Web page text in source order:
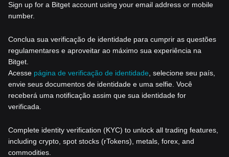
Sign up for a Bitget account using your email address or mobile
number.
Conclua sua verificação de identidade para cumprir as questões
regulamentares e aproveitar ao máximo sua experiência na
Bitget.
Acesse página de verificação de identidade , selecione seu país,
envie seus documentos de identidade e uma selfie. Você
receberá uma notificação assim que sua identidade for
verificada.
Complete identity verification (KYC) to unlock all trading features,
including crypto, spot stocks (rTokens), metals, forex, and
commodities.